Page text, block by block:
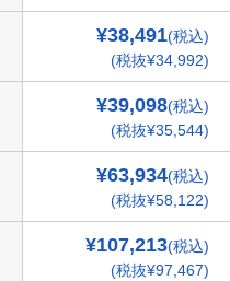
¥38,491(税込)
(税抜¥34,992)
¥39,098(税込)
(税抜¥35,544)
¥63,934(税込)
(税抜¥58,122)
¥107,213(税込)
(税抜¥97,467)